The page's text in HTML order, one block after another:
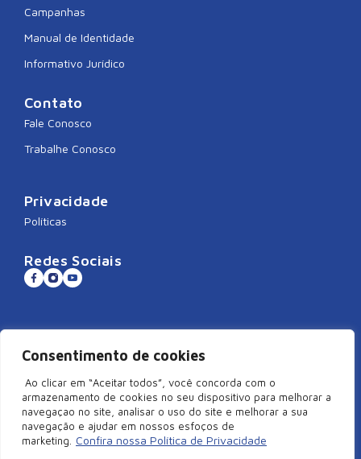
Consentimento de cookies
Ao clicar em “Aceitar todos”, você concorda com o
armazenamento de cookies no seu dispositivo para melhorar a
navegaçao no site, analisar o uso do site e melhorar a sua
navegação e ajudar em nossos esfoços de
marketing.
Confira nossa Política de Privacidade
Campanhas
Manual de Identidade
Informativo Jurídico
Contato
Fale Conosco
Trabalhe Conosco
Privacidade
Políticas
Redes Sociais
Sistema CNDL
©2026 Câmara de Dirigentes Lojistas de São Miguel do Oeste/SC –
Todos Direitos Reservados | Rua Duque de Caxias, 920, Centro –